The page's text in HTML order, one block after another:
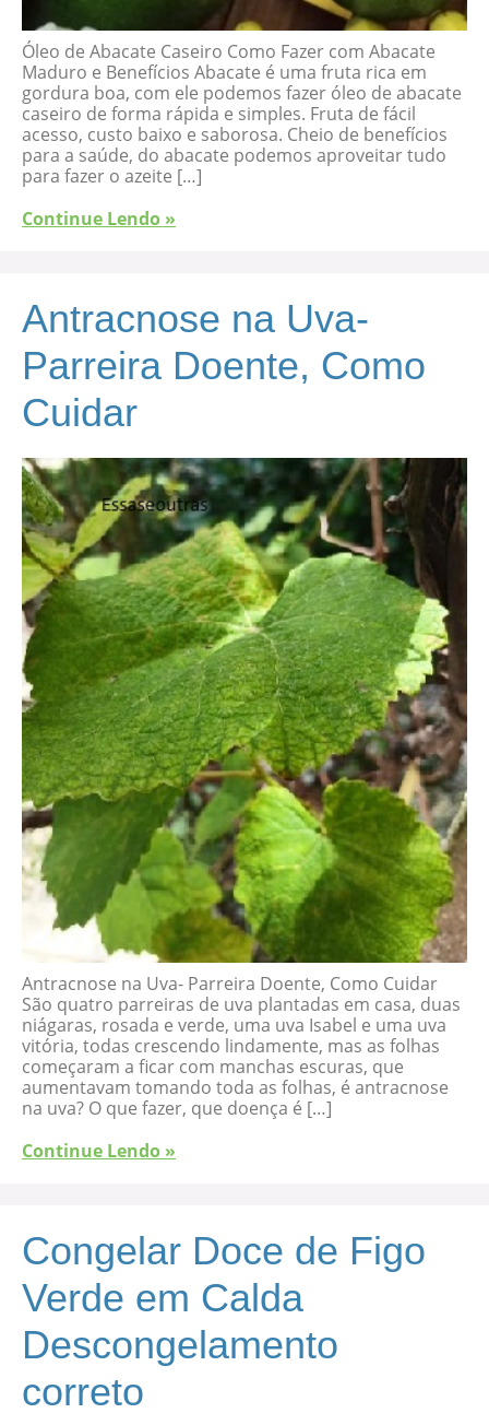
Óleo de Abacate Caseiro Como Fazer com Abacate
Maduro e Benefícios Abacate é uma fruta rica em
gordura boa, com ele podemos fazer óleo de abacate
caseiro de forma rápida e simples. Fruta de fácil
acesso, custo baixo e saborosa. Cheio de benefícios
para a saúde, do abacate podemos aproveitar tudo
para fazer o azeite […]
Continue Lendo »
Antracnose na Uva-
Parreira Doente, Como
Cuidar
Antracnose na Uva- Parreira Doente, Como Cuidar
São quatro parreiras de uva plantadas em casa, duas
niágaras, rosada e verde, uma uva Isabel e uma uva
vitória, todas crescendo lindamente, mas as folhas
começaram a ficar com manchas escuras, que
aumentavam tomando toda as folhas, é antracnose
na uva? O que fazer, que doença é […]
Continue Lendo »
Congelar Doce de Figo
Verde em Calda
Descongelamento
correto